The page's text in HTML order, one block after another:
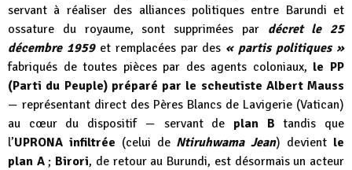
servant à réaliser des alliances politiques entre Barundi et
ossature du royaume, sont supprimées pardécret le 25
décembre 1959et remplacées par des « partis politiques »
fabriqués de toutes pièces par des agents coloniaux, le PP
(Parti du Peuple) préparé par le scheutiste Albert Mauss
— représentant direct des Pères Blancs de Lavigerie (Vatican)
au cœur du dispositif — servant de plan B tandis que
l’UPRONA infiltrée (celui de Ntiruhwama Jean) devient le
plan A; Birori, de retour au Burundi, est désormais un acteur